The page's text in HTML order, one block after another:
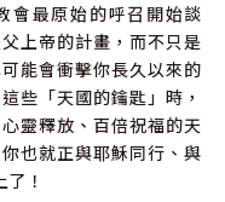
會最原始的呼召開始談
上帝的計畫，而不只是
能會衝擊你長久以來的
些「天國的鑰匙」時，
靈釋放、百倍祝福的天
也就正與耶穌同行、與
！